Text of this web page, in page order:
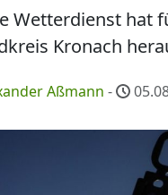
Wetterdienst hat
Kronach
Aßmann -